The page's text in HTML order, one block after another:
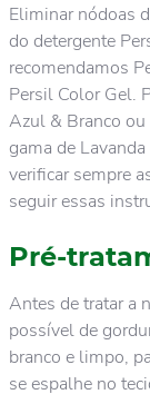
Eliminar nódoas
do detergente
recomendamos
Persil Color Gel.
Azul & Branco
gama de
verificar sempre
seguir essas
Pré-
Antes de tratar a
possível de
branco e limpo,
se espalhe no